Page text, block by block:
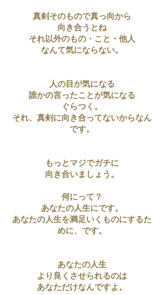
真剣そのもので真っ向から
向き合うとね
それ以外のもの・こと・他人
なんて気にならない。
人の目が気になる
誰かの言ったことが気になる
ぐらつく。
それ、真剣に向き合ってないからなん
です。
もっとマジでガチに
向き合いましょう。
何にって？
あなたの人生にです。
あなたの人生を満足いくものにするた
めに、です。
あなたの人生
より良くさせられるのは
あなただけなんですよ。